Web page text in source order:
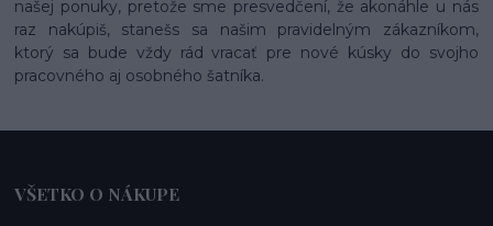
našej ponuky, pretože sme presvedčení, že akonáhle u nás
raz nakúpiš, stanešs sa našim pravidelným zákazníkom,
ktorý sa bude vždy rád vracať pre nové kúsky do svojho
pracovného aj osobného šatníka.
VŠETKO O NÁKUPE